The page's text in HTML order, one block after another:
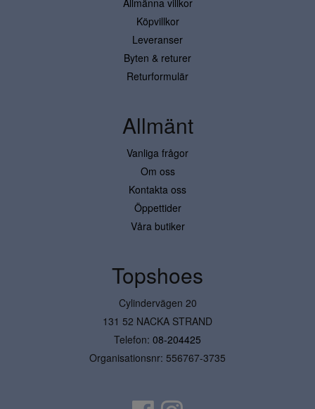
Köpvillkor
Leveranser
Byten & returer
Returformulär
Allmänt
Vanliga frågor
Om oss
Kontakta oss
Öppettider
Våra butiker
Topshoes
Cylindervägen 20
131 52 NACKA STRAND
Telefon: 08-204425
Organisationsnr: 556767-3735